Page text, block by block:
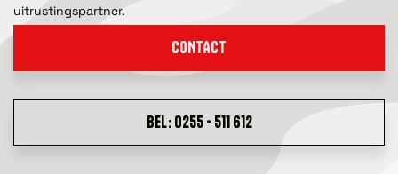
uitrustingspartner.
CONTACT
BEL: 0255 - 511 612